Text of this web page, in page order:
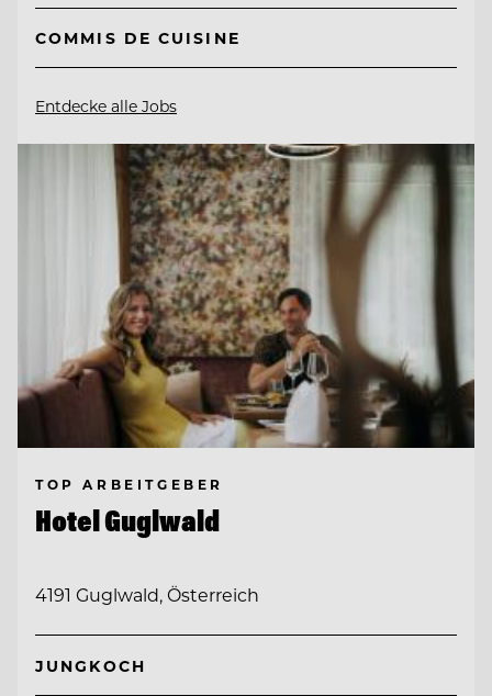
COMMIS DE CUISINE
Entdecke alle Jobs
TOP ARBEITGEBER
Hotel Guglwald
4191 Guglwald, Österreich
JUNGKOCH